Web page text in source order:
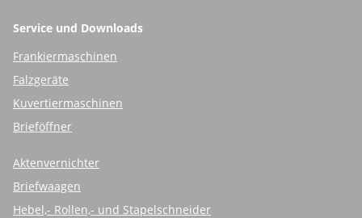
Service und Downloads
Frankiermaschinen
Falzgeräte
Kuvertiermaschinen
Brieföffner
Aktenvernichter
Briefwaagen
Hebel,- Rollen,- und Stapelschneider